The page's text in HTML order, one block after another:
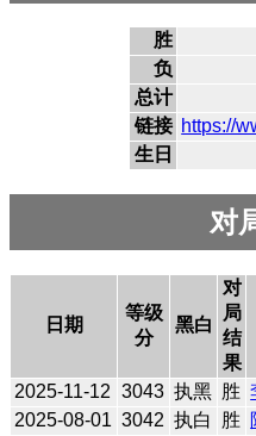
胜
负
总计
链接 https://
生日
对
日期
等级
分
黑白
对
局
结
果
2025-11-12 3043 执黑 胜
2025-08-01 3042 执白 胜